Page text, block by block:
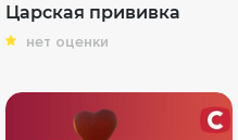
Царская прививка
нет оценки